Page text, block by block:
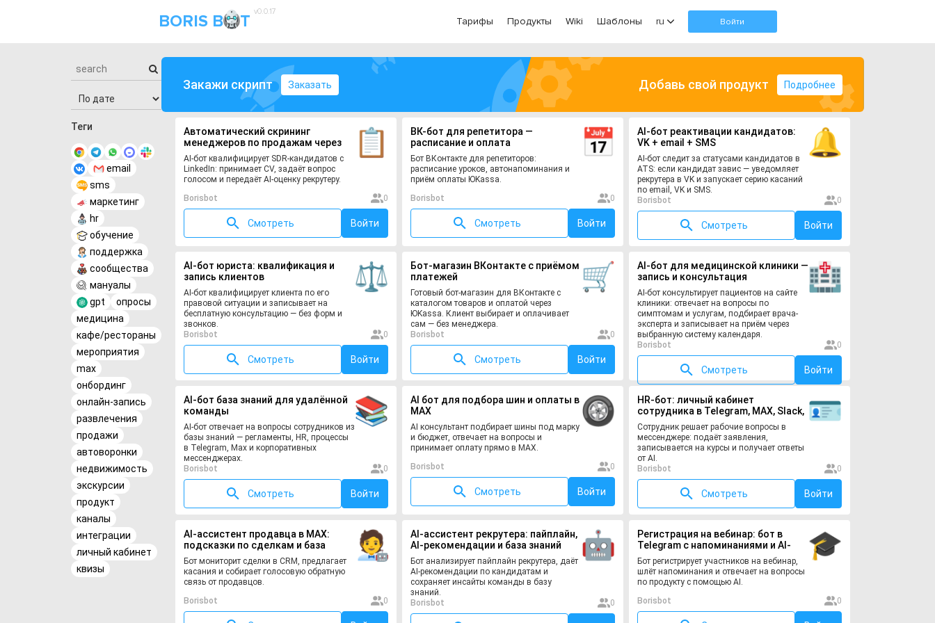
BORIS B T v0.0.17
Тарифы Продукты Wiki Шаблоны ru Войти
Теги
email
sms
маркетинг
hr
обучение
поддержка
сообщества
мануалы
gpt
опросы
медицина
кафе/рестораны
мероприятия
max
онбординг
онлайн-запись
развлечения
продажи
автоворонки
недвижимость
экскурсии
продукт
каналы
интеграции
личный кабинет
квизы
Закажи скрипт Заказать Добавь свой продукт Подробнее
Автоматический скрининг
менеджеров по продажам через
LinkedIn
AI-бот квалифицирует SDR-кандидатов с
LinkedIn: принимает CV, задаёт вопрос
голосом и передаёт AI-оценку рекрутеру.
Borisbot
0
Смотреть Войти
ВК-бот для репетитора —
расписание и оплата
Бот ВКонтакте для репетиторов:
расписание уроков, автонапоминания и
приём оплаты ЮKassa.
Borisbot
0
Смотреть Войти
AI-бот реактивации кандидатов:
VK + email + SMS
AI-бот следит за статусами кандидатов в
ATS: если кандидат завис — уведомляет
рекрутера в VK и запускает серию касаний
по email, VK и SMS.
Borisbot
0
Смотреть Войти
AI-бот юриста: квалификация и
запись клиентов
AI-бот квалифицирует клиента по его
правовой ситуации и записывает на
бесплатную консультацию — без форм и
звонков.
Borisbot
0
Смотреть Войти
Бот-магазин ВКонтакте с приёмом
платежей
Готовый бот-магазин для ВКонтакте с
каталогом товаров и оплатой через
ЮKassa. Клиент выбирает и оплачивает
сам — без менеджера.
Borisbot
0
Смотреть Войти
AI-бот для медицинской клиники —
запись и консультация
AI-бот консультирует пациентов на сайте
клиники: отвечает на вопросы по
симптомам и услугам, подбирает врача-
эксперта и записывает на приём через
выбранную систему календаря.
Borisbot
0
Смотреть Войти
AI-бот база знаний для удалённой
команды
AI-бот отвечает на вопросы сотрудников из
базы знаний — регламенты, HR, процессы
в Telegram, Max и корпоративных
мессенджерах.
Borisbot
0
Смотреть Войти
AI бот для подбора шин и оплаты в
MAX
AI консультант подбирает шины под марку
и бюджет, отвечает на вопросы и
принимает оплату прямо в MAX.
Borisbot
0
Смотреть Войти
HR-бот: личный кабинет
сотрудника в Telegram, MAX, Slack,
VK
Сотрудник решает рабочие вопросы в
мессенджере: подаёт заявления,
записывается на курсы и получает ответы
от AI.
Borisbot
0
Смотреть Войти
AI-ассистент продавца в MAX:
подсказки по сделкам и база
знаний
Бот мониторит сделки в CRM, предлагает
касания и собирает голосовую обратную
связь от продавцов.
Borisbot
0
AI-ассистент рекрутера: пайплайн,
AI-рекомендации и база знаний
Бот анализирует пайплайн рекрутера, даёт
AI-рекомендации по кандидатам и
сохраняет инсайты команды в базу
знаний.
Borisbot
0
Регистрация на вебинар: бот в
Telegram с напоминаниями и AI-
консультантом
Бот регистрирует участников на вебинар,
шлёт напоминания и отвечает на вопросы
по продукту с помощью AI.
Borisbot
0